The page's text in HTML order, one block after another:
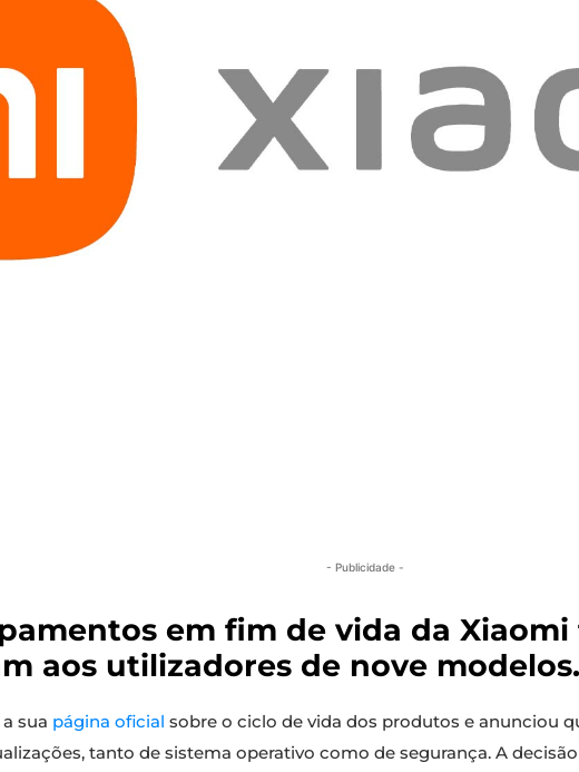
- Publicidade -
em fim de vida da Xiaomi
aos utilizadores de nove modelos.
sua página oficial sobre o ciclo de vida dos produtos e anunciou
tanto de sistema operativo como de segurança. A